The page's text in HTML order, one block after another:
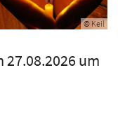
© Keil
27.08.2026 um